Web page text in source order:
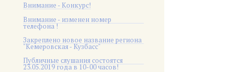
Внимание - Конкурс!
Внимание - изменен номер
телефона !
Закреплено новое название региона
"Кемеровская - Кузбасс"
Публичные слушания состоятся
23.05.2019 года в 10-00 часов!